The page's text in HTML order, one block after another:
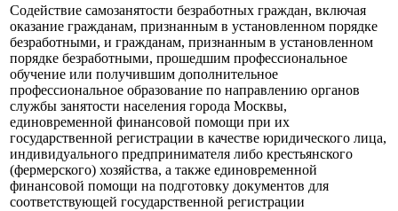
Содействие самозанятости безработных граждан, включая
оказание гражданам, признанным в установленном порядке
безработными, и гражданам, признанным в установленном
порядке безработными, прошедшим профессиональное
обучение или получившим дополнительное
профессиональное образование по направлению органов
службы занятости населения города Москвы,
единовременной финансовой помощи при их
государственной регистрации в качестве юридического лица,
индивидуального предпринимателя либо крестьянского
(фермерского) хозяйства, а также единовременной
финансовой помощи на подготовку документов для
соответствующей государственной регистрации